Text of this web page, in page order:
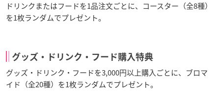
ドリンクまたはフードを1品注文ごとに、コースター（全8種）
を1枚ランダムでプレゼント。
グッズ・ドリンク・フード購入特典
グッズ・ドリンク・フードを3,000円以上購入ごとに、ブロマ
イド（全20種）を1枚ランダムでプレゼント。